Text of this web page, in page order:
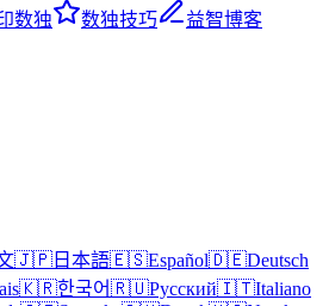
数独 数独技巧
益智博客
🇯🇵 日本語🇪🇸Español🇩🇪Deutsch
🇰🇷한국어🇷🇺Русский🇮🇹Italiano